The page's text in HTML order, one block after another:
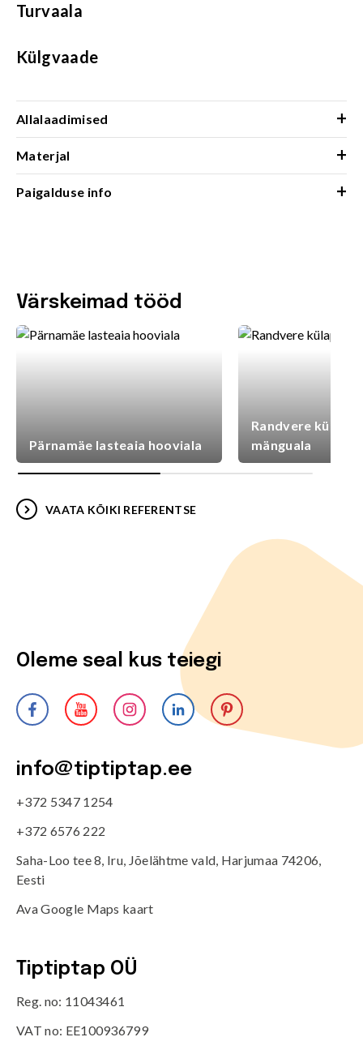
Turvaala
Külgvaade
Allalaadimised +
Materjal +
Paigalduse info +
Värskeimad tööd
Pärnamäe lasteaia hooviala
Randvere
mänguala
VAATA KÕIKI REFERENTSE
Oleme seal kus teiegi
info@tiptiptap.ee
+372 5347 1254
+372 6576 222
Saha-Loo tee 8, Iru, Jõelähtme vald, Harjumaa 74206,
Eesti
Ava Google Maps kaart
Tiptiptap OÜ
Reg. no: 11043461
VAT no: EE100936799